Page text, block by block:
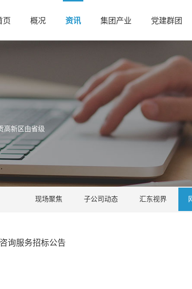
页 概况 资讯 集团产业 党建群团
高新区由省级
现场聚焦 子公司动态 汇东视界
询服务招标公告